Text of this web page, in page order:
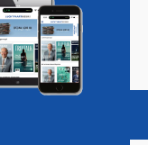
Vacatures